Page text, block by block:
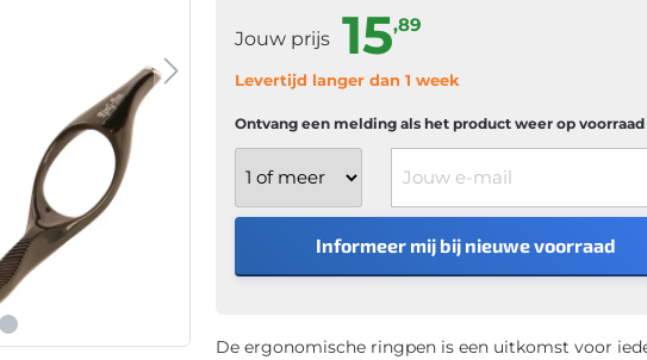
Jouw prijs 15,89
Levertijd langer dan 1 week
Ontvang een melding als het product weer op voorraad
Informeer mij bij nieuwe voorraad
De ergonomische ringpen is een uitkomst voor